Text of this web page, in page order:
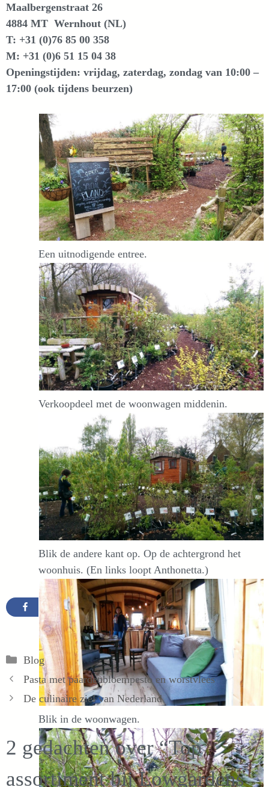
Maalbergenstraat 26
4884 MT Wernhout (NL)
T: +31 (0)76 85 00 358
M: +31 (0)6 51 15 04 38
Openingstijden: vrijdag, zaterdag, zondag van 10:00 –
17:00 (ook tijdens beurzen)
Een uitnodigende entree.
Verkoopdeel met de woonwagen middenin.
Blik de andere kant op. Op de achtergrond het
woonhuis. (En links loopt Anthonetta.)
Blik in de woonwagen.
Categorieën
Blog
Pasta met paardenbloempesto en worstvlees
De culinaire ziel van Nederland
2 gedachten over “Top
assortiment bij Lowgardens